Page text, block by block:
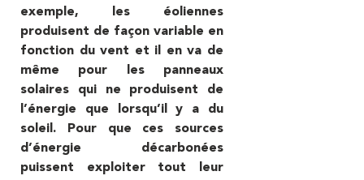
exemple, les éoliennes
produisent de façon variable en
fonction du vent et il en va de
même pour les panneaux
solaires qui ne produisent de
l’énergie que lorsqu’il y a du
soleil. Pour que ces sources
d’énergie décarbonées
puissent exploiter tout leur